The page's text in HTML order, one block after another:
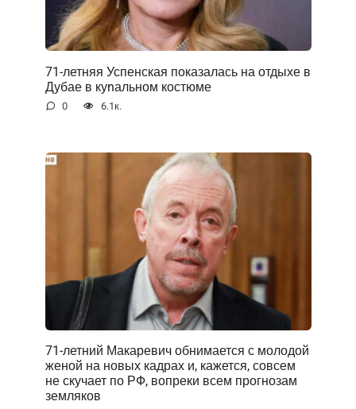
71-летняя Успенская показалась на отдыхе в
Дубае в куnальном костюме
0 6.1к.
71-летний Макаревич обнимается с молодой
женой на новых кадрах и, кажется, совсем
не скучает по РФ, вопреки всем прогнозам
земляков